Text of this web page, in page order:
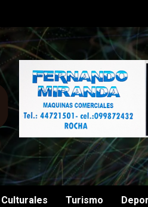
Culturales Turismo